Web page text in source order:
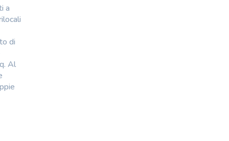
a
di
Al